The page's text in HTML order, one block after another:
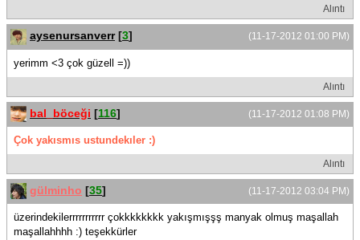
Alıntı
(11-17-2012 01:00 PM)
aysenursanverr [3]
yerimm <3 çok güzell =))
Alıntı
(11-17-2012 01:08 PM)
bal_böceği [116]
Çok yakısmıs ustundekıler :)
Alıntı
(11-17-2012 03:04 PM)
gülminho [35]
üzerindekilerrrrrrrrrrr çokkkkkkkk yakışmışşş manyak olmuş maşallah
maşallahhhh :) teşekkürler